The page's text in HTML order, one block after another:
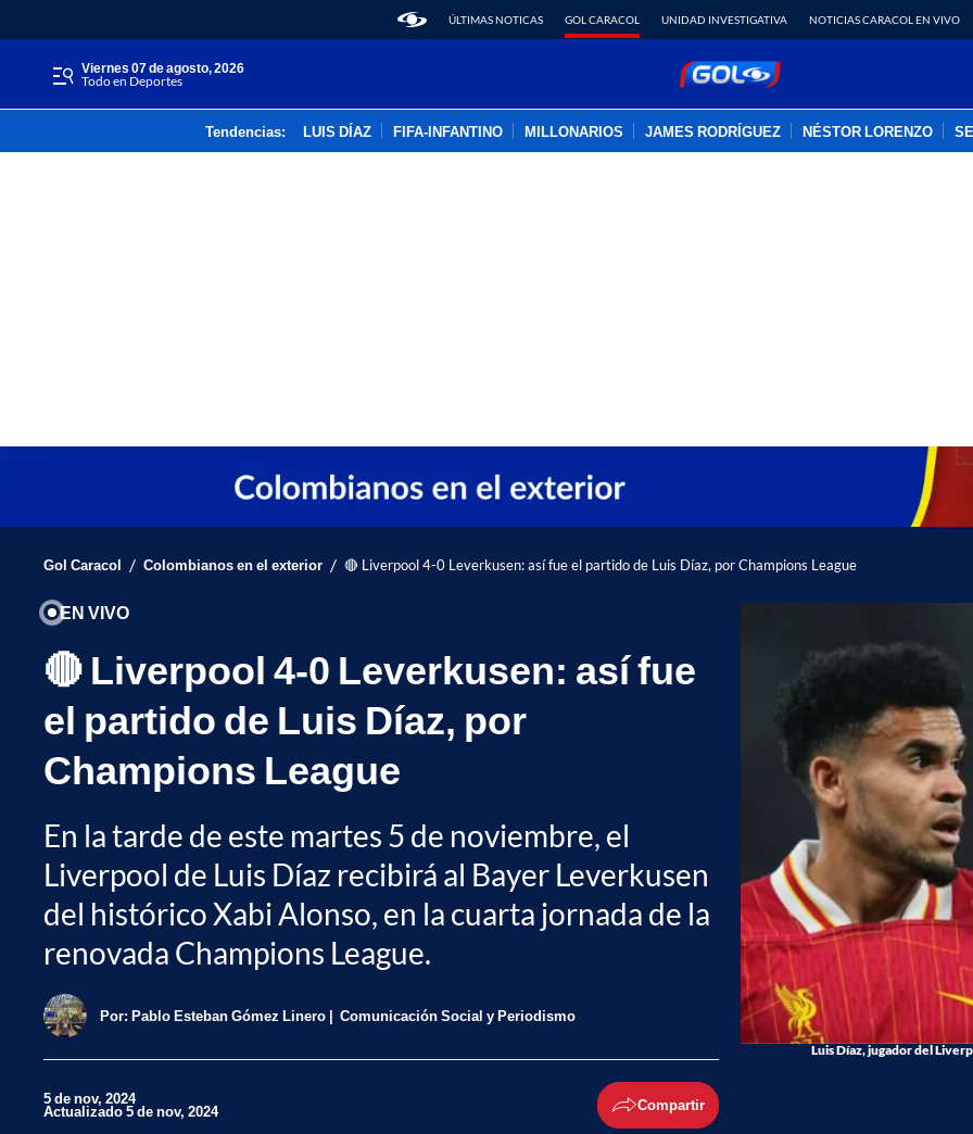
ÚLTIMAS NOTICAS GOL CARACOL UNIDAD INVESTIGATIVA NOTICIAS CARACOL EN VIVO
viernes 07 de agosto, 2026
Todo en Deportes
Tendencias: LUIS DÍAZ FIFA-INFANTINO MILLONARIOS JAMES RODRÍGUEZ NÉSTOR LORENZO
Gol Caracol / Colombianos en el exterior / 🔴 Liverpool 4-0 Leverkusen: así fue el partido de Luis Díaz, por Champions League
EN VIVO
🔴 Liverpool 4-0 Leverkusen: así fue
el partido de Luis Díaz, por
Champions League
En la tarde de este martes 5 de noviembre, el
Liverpool de Luis Díaz recibirá al Bayer Leverkusen
del histórico Xabi Alonso, en la cuarta jornada de la
renovada Champions League.
Por: Pablo Esteban Gómez Linero Comunicación Social y Periodismo
5 de nov, 2024
Actualizado 5 de nov, 2024 Compartir
Luis Díaz, jugador del